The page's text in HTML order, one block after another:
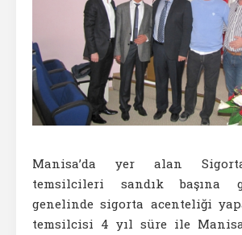
Manisa’da yer alan
temsilcileri sandık başına
genelinde sigorta acenteliği
temsilcisi 4 yıl süre ile